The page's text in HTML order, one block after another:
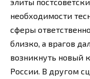
необходимости
сферы
близко, а врагов
возникнуть новый
России. В другом